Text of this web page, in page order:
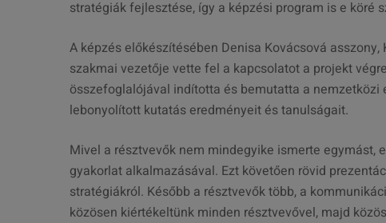
stratégiák fejlesztése, így a képzési program is e köré
A képzés előkészítésében Denisa Kovácsová
szakmai vezetője vette fel a kapcsolatot a projekt
összefoglalójával indította és bemutatta a
lebonyolított kutatás eredményeit és tanulságait.
Mivel a résztvevők nem mindegyike ismerte egymást,
gyakorlat alkalmazásával. Ezt követően rövid
stratégiákról. Később a résztvevők több, a
közösen kiértékeltünk minden résztvevővel, majd